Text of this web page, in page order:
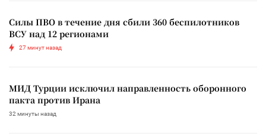
Силы ПВО в течение дня сбили 360 беспилотников
ВСУ над 12 регионами
27 минут назад
МИД Турции исключил направленность оборонного
пакта против Ирана
32 минуты назад